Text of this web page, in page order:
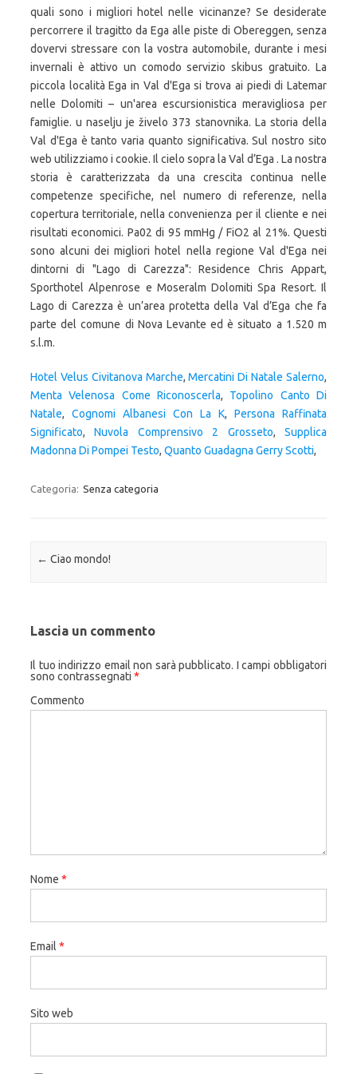
Hotel Velus Civitanova Marche,Mercatini Di Natale Salerno,
Menta Velenosa Come Riconoscerla, Topolino Canto Di
Natale, Cognomi Albanesi Con La K, Persona Raffinata
Significato,Nuvola Comprensivo 2 Grosseto,Supplica
Madonna Di Pompei Testo, Quanto Guadagna Gerry Scotti,
Categoria: Senza categoria
Navigazione articolo
← Ciao mondo!
Lascia un commento
Il tuo indirizzo email non sarà pubblicato. I campi obbligatori
sono contrassegnati *
Commento
Nome *
Email *
Sito web